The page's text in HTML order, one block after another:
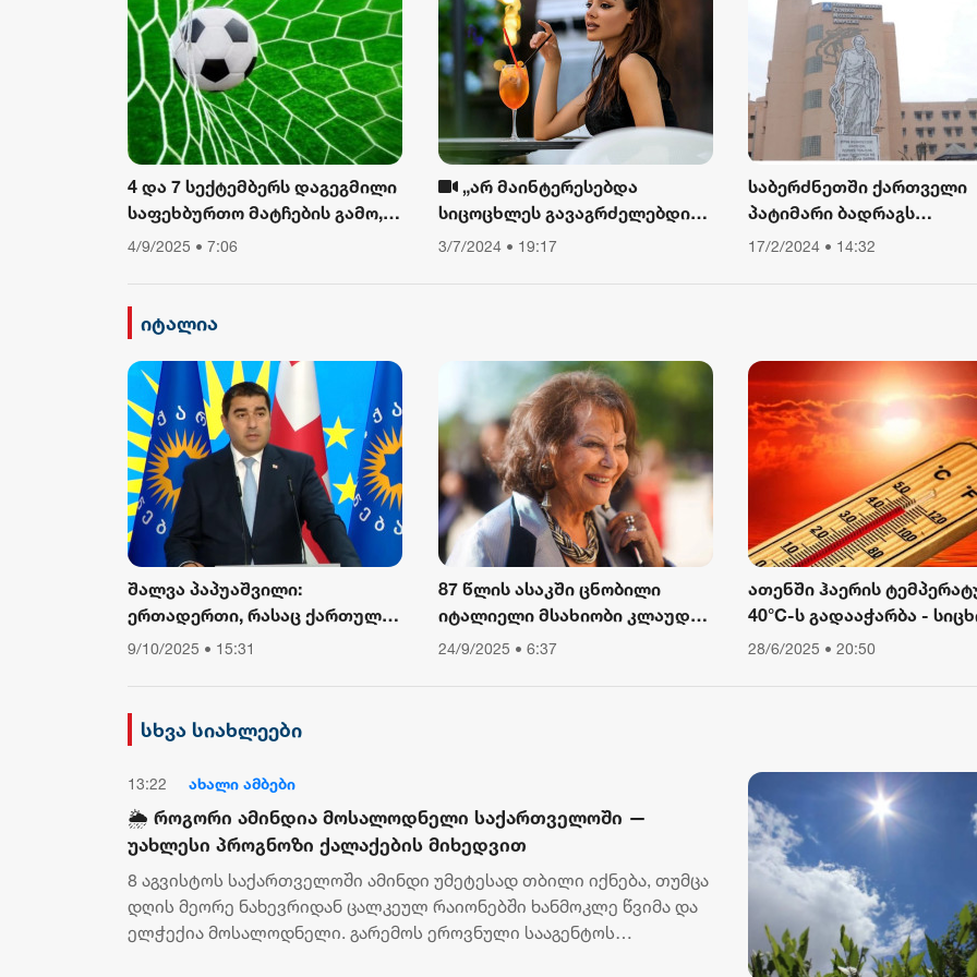
4 და 7 სექტემბერს დაგეგმილი
საფეხბურთო მატჩების გამო,
საავტომობილო მოძრაობა
4/9/2025 • 7:06
„არ მაინტერესებდა
სიცოცხლეს გავაგრძელებდი
თუ არა, ვიწექი 6 თვე,
3/7/2024 • 19:17
საბერძნეთში ქართველი
პატიმარი ბადრაგს
სამედიცინო
17/2/2024 • 14:32
იტალია
შალვა პაპუაშვილი:
ერთადერთი, რასაც ქართული
საზოგადოება ევროკომისიის
დამხობის მიზნით
დაორგანიზებული შეკრების
მხარდაჭერის გამო
9/10/2025 • 15:31
87 წლის ასაკში ცნობილი
იტალიელი მსახიობი კლაუდია
კარდინალე გარდაიცვალა
24/9/2025 • 6:37
ათენში ჰაერის
40°C-ს გადააჭარბა -
გამო ღია ცის ქვეშ
28/6/2025 • 20:50
სხვა სიახლეები
13:22 ახალი ამბები
🌦️ როგორი ამინდია მოსალოდნელი საქართველოში —
უახლესი პროგნოზი ქალაქების მიხედვით
8 აგვისტოს საქართველოში ამინდი უმეტესად თბილი იქნება, თუმცა
დღის მეორე ნახევრიდან ცალკეულ რაიონებში ხანმოკლე წვიმა და
ელჭექია მოსალოდნელი. გარემოს ეროვნული სააგენტოს